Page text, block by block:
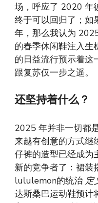
场，呼应了 2020 年
终于可以回归了；
年，那么我认为
的春季休闲鞋注入
的日益流行预示着这
跟复苏仅一步之遥。
还坚持着什么？
2025 年并非一切都
来越有创意的方式继
仔裤的造型已经成为
新的竞争者了：裙装
lululemon的统治 定
达斯桑巴运动鞋预计